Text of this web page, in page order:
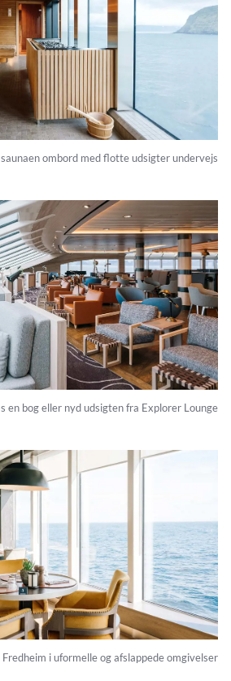
ombord med flotte udsigter undervejs
en bog eller nyd udsigten fra Explorer Lounge
Fredheim i uformelle og afslappede omgivelser